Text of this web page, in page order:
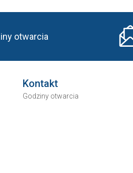
otwarcia
Kontakt
Godziny otwarcia